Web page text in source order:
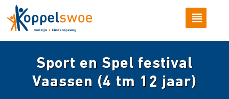
Sport en Spel festival
Vaassen (4 tm 12 jaar)